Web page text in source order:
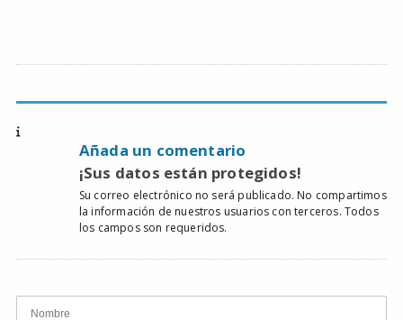
Añada un comentario
¡Sus datos están protegidos!
Su correo electrónico no será publicado. No compartimos
la información de nuestros usuarios con terceros. Todos
los campos son requeridos.